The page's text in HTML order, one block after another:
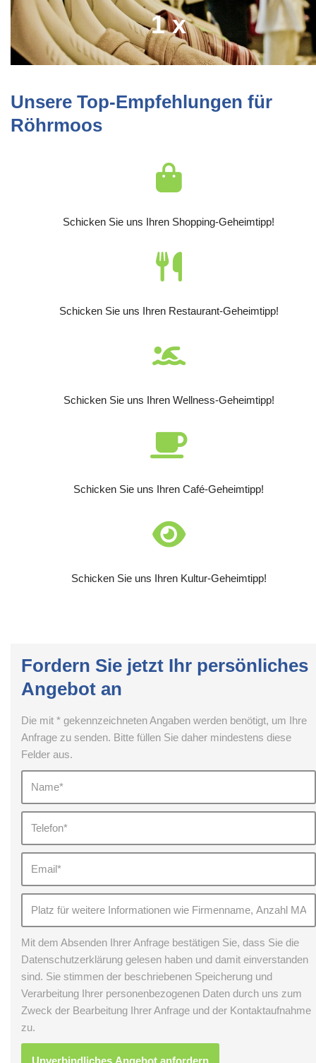
1 x
Unsere Top-Empfehlungen für
Röhrmoos
Schicken Sie uns Ihren Shopping-Geheimtipp!
Schicken Sie uns Ihren Restaurant-Geheimtipp!
Schicken Sie uns Ihren Wellness-Geheimtipp!
Schicken Sie uns Ihren Café-Geheimtipp!
Schicken Sie uns Ihren Kultur-Geheimtipp!
Fordern Sie jetzt Ihr persönliches
Angebot an
Die mit * gekennzeichneten Angaben werden benötigt, um Ihre
Anfrage zu senden. Bitte füllen Sie daher mindestens diese
Felder aus.
Mit dem Absenden Ihrer Anfrage bestätigen Sie, dass Sie die
Datenschutzerklärung gelesen haben und damit einverstanden
sind. Sie stimmen der beschriebenen Speicherung und
Verarbeitung Ihrer personenbezogenen Daten durch uns zum
Zweck der Bearbeitung Ihrer Anfrage und der Kontaktaufnahme
zu.